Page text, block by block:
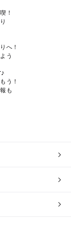
！
へ！
う
う！
も